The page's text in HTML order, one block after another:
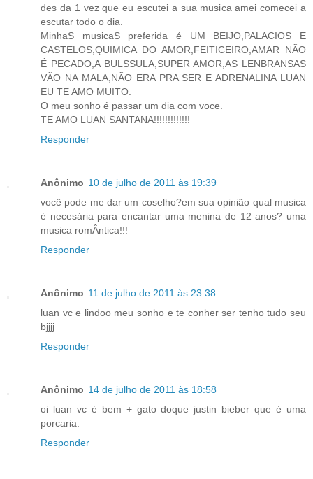
des da 1 vez que eu escutei a sua musica amei comecei a
escutar todo o dia.
MinhaS musicaS preferida é UM BEIJO,PALACIOS E
CASTELOS,QUIMICA DO AMOR,FEITICEIRO,AMAR NÃO
É PECADO,A BULSSULA,SUPER AMOR,AS LENBRANSAS
VÃO NA MALA,NÃO ERA PRA SER E ADRENALINA LUAN
EU TE AMO MUITO.
O meu sonho é passar um dia com voce.
TE AMO LUAN SANTANA!!!!!!!!!!!!!
Responder
Anônimo 10 de julho de 2011 às 19:39
você pode me dar um coselho?em sua opinião qual musica
é necesária para encantar uma menina de 12 anos? uma
musica romÂntica!!!
Responder
Anônimo 11 de julho de 2011 às 23:38
luan vc e lindoo meu sonho e te conher ser tenho tudo seu
bjjjj
Responder
Anônimo 14 de julho de 2011 às 18:58
oi luan vc é bem + gato doque justin bieber que é uma
porcaria.
Responder